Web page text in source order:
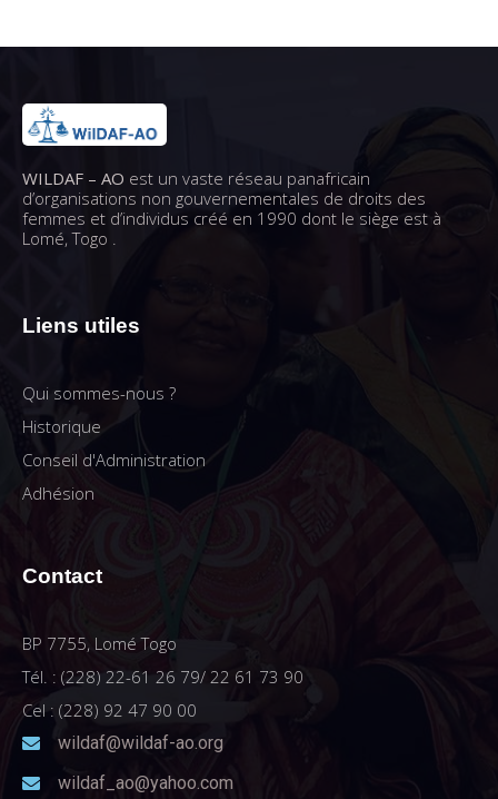
WILDAF – AO est un vaste réseau panafricain
d’organisations non gouvernementales de droits des
femmes et d’individus créé en 1990 dont le siège est à
Lomé, Togo .
Liens utiles
Qui sommes-nous ?
Historique
Conseil d'Administration
Adhésion
Contact
BP 7755, Lomé Togo
Tél. : (228) 22-61 26 79/ 22 61 73 90
Cel : (228) 92 47 90 00
wildaf@wildaf-ao.org
wildaf_ao@yahoo.com